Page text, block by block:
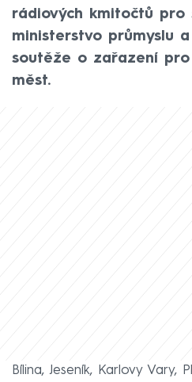
rádiových kmitočtů pro
ministerstvo průmyslu
soutěže o zařazení
měst.
Bílina, Jeseník, Karlovy Vary,